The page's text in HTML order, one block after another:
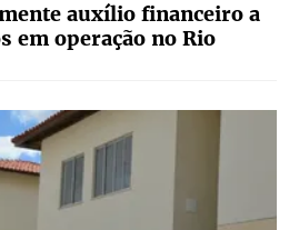
auxílio financeiro a
em operação no Rio